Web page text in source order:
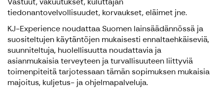
tiedonantovelvollisuudet, korvaukset, eläimet jne.
KJ-Experience noudattaa Suomen lainsäädännössä ja
suositeltujen käytäntöjen mukaisesti ennaltaehkäiseviä,
suunniteltuja, huolellisuutta noudattavia ja
asianmukaisia terveyteen ja turvallisuuteen liittyviä
toimenpiteitä tarjotessaan tämän sopimuksen mukaisia
majoitus, kuljetus- ja ohjelmapalveluja.